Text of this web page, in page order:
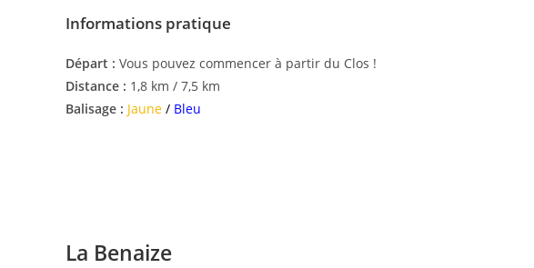
Informations pratique
Départ : Vous pouvez commencer à partir du Clos !
Distance : 1,8 km / 7,5 km
Balisage : Jaune / Bleu
La Benaize